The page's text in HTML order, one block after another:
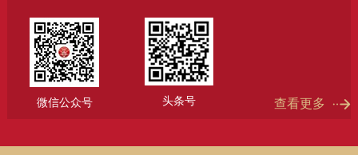
微信公众号 头条号 查看更多